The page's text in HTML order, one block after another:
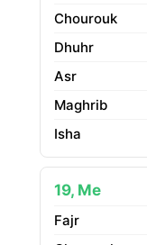
19, Me